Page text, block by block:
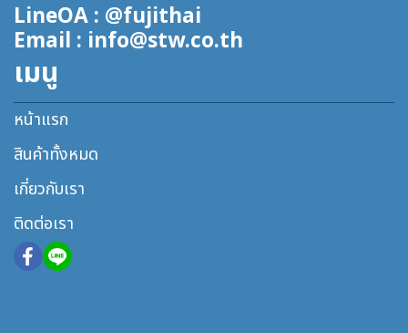
LineOA : @fujithai
Email : info@stw.co.th
เมนู
หน้าแรก
สินค้าทั้งหมด
เกี่ยวกับเรา
ติดต่อเรา